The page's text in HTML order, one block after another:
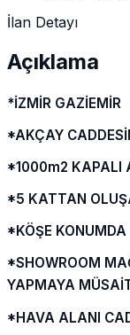
İlan Detayı
Açıklama
*İZMİR GAZİEMİR
*AKÇAY
*1000m2 KAPALI
*5 KATTAN
*KÖŞE KONUMDA
*SHOWROOM
YAPMAYA
*HAVA ALANI